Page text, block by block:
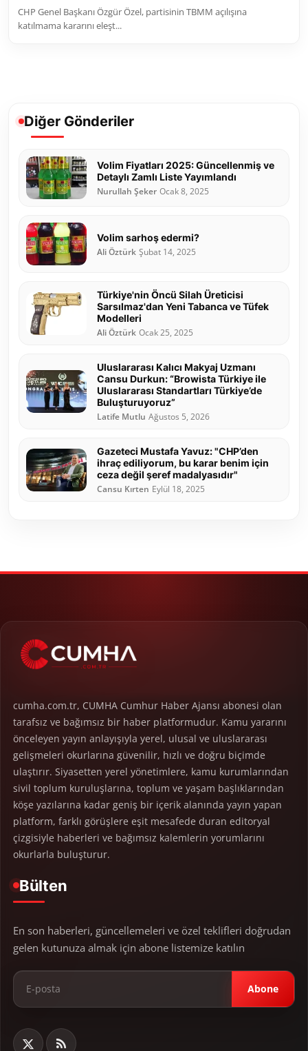
CHP Genel Başkanı Özgür Özel, partisinin TBMM açılışına
katılmama kararını eleşt...
Diğer Gönderiler
Volim Fiyatları 2025: Güncellenmiş ve
Detaylı Zamlı Liste Yayımlandı
Nurullah Şeker Ocak 8, 2025
Volim sarhoş edermi?
Ali Öztürk Şubat 14, 2025
Türkiye'nin Öncü Silah Üreticisi
Sarsılmaz'dan Yeni Tabanca ve Tüfek
Modelleri
Ali Öztürk Ocak 25, 2025
Uluslararası Kalıcı Makyaj Uzmanı
Cansu Durkun: “Browista Türkiye ile
Uluslararası Standartları Türkiye’de
Buluşturuyoruz”
Latife Mutlu Ağustos 5, 2026
Gazeteci Mustafa Yavuz: "CHP’den
ihraç ediliyorum, bu karar benim için
ceza değil şeref madalyasıdır"
Cansu Kırten Eylül 18, 2025
cumha.com.tr, CUMHA Cumhur Haber Ajansı abonesi olan
tarafsız ve bağımsız bir haber platformudur. Kamu yararını
önceleyen yayın anlayışıyla yerel, ulusal ve uluslararası
gelişmeleri okurlarına güvenilir, hızlı ve doğru biçimde
ulaştırır. Siyasetten yerel yönetimlere, kamu kurumlarından
sivil toplum kuruluşlarına, toplum ve yaşam başlıklarından
köşe yazılarına kadar geniş bir içerik alanında yayın yapan
platform, farklı görüşlere eşit mesafede duran editoryal
çizgisiyle haberleri ve bağımsız kalemlerin yorumlarını
okurlarla buluşturur.
Bülten
En son haberleri, güncellemeleri ve özel teklifleri doğrudan
gelen kutunuza almak için abone listemize katılın
Abone